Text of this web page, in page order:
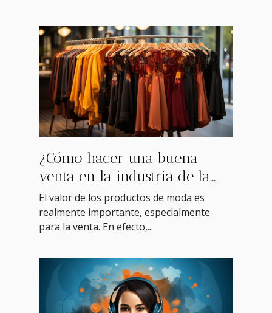
¿Cómo hacer una buena
venta en la industria de la
moda en China?
El valor de los productos de moda es
realmente importante, especialmente
para la venta. En efecto,...